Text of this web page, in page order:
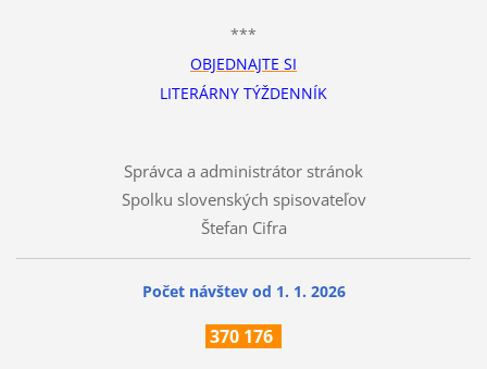
***
OBJEDNAJTE SI
LITERÁRNY TÝŽDENNÍK
Správca a administrátor stránok
Spolku slovenských spisovateľov
Štefan Cifra
Počet návštev od 1. 1. 2026
370 176